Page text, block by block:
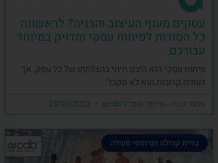
עסקים מענף העיצוב והבניה? לראשונה
כל הסודות לפיתוח עסקי ומדויק במיוחד
עבורכם
פיתוח עסקי הוא היבט חיוני בהצלחתו של כל עסק, אך
לעתים קרובות הוא לא מקבל
אלעד גרגיר - מייסד ומנכ"ל arcdb
בניית קהילה ושיתופי פעולה